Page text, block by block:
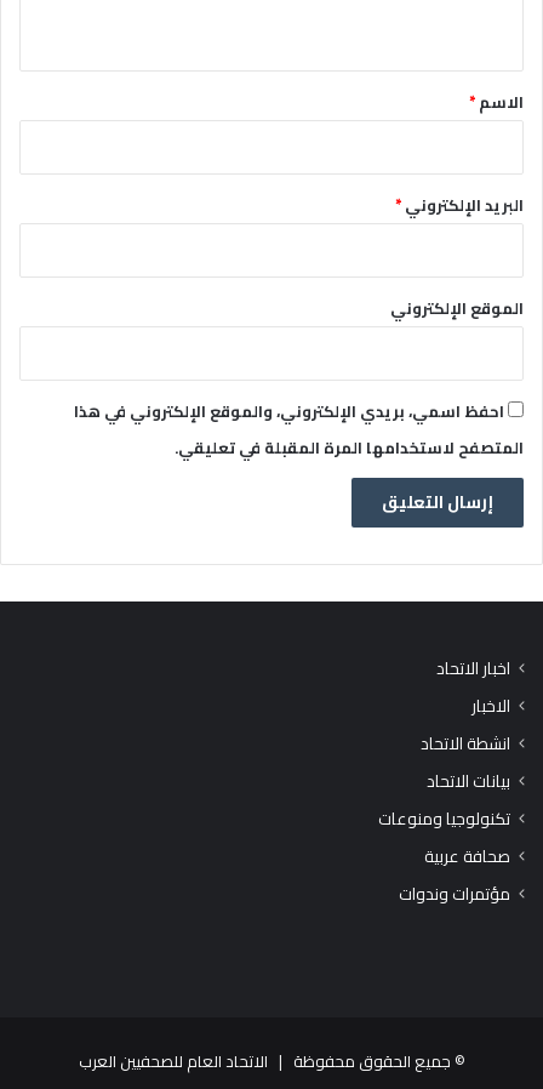
*الاسم*
البريد الإلكتروني*
الموقع الإلكتروني
احفظ اسمي، بريدي الإلكتروني، والموقع الإلكتروني في هذا
المتصفح لاستخدامها المرة المقبلة في تعليقي.
اخبار الاتحاد
الاخبار
انشطة الاتحاد
بيانات الاتحاد
تكنولوجيا ومنوعات
صحافة عربية
مؤتمرات وندوات
© جميع الحقوق محفوظة | الاتحاد العام للصحفيين العرب